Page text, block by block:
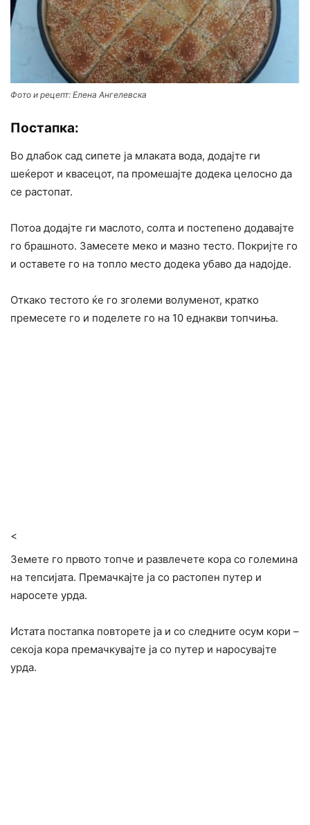
Фото и рецепт: Елена Ангелевска
Постапка:
Во длабок сад сипете ја млаката вода, додајте ги
шеќерот и квасецот, па промешајте додека целосно да
се растопат.
Потоа додајте ги маслото, солта и постепено додавајте
го брашното. Замесете меко и мазно тесто. Покријте го
и оставете го на топло место додека убаво да надојде.
Откако тестото ќе го зголеми волуменот, кратко
премесете го и поделете го на 10 еднакви топчиња.
<
Земете го првото топче и развлечете кора со големина
на тепсијата. Премачкајте ја со растопен путер и
наросете урда.
Истата постапка повторете ја и со следните осум кори –
секоја кора премачкувајте ја со путер и наросувајте
урда.